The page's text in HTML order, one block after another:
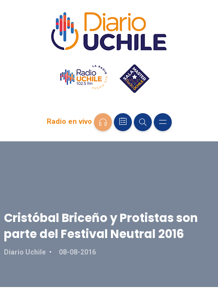
Radio en vivo
Cristóbal Briceño y Protistas son
parte del Festival Neutral 2016
Diario Uchile 08-08-2016